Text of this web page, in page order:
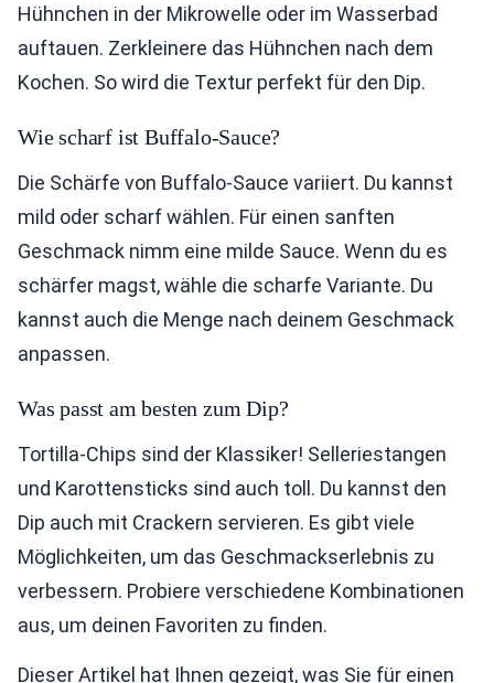
Hühnchen in der Mikrowelle oder im Wasserbad
auftauen. Zerkleinere das Hühnchen nach dem
Kochen. So wird die Textur perfekt für den Dip.
Wie scharf ist Buffalo-Sauce?
Die Schärfe von Buffalo-Sauce variiert. Du kannst
mild oder scharf wählen. Für einen sanften
Geschmack nimm eine milde Sauce. Wenn du es
schärfer magst, wähle die scharfe Variante. Du
kannst auch die Menge nach deinem Geschmack
anpassen.
Was passt am besten zum Dip?
Tortilla-Chips sind der Klassiker! Selleriestangen
und Karottensticks sind auch toll. Du kannst den
Dip auch mit Crackern servieren. Es gibt viele
Möglichkeiten, um das Geschmackserlebnis zu
verbessern. Probiere verschiedene Kombinationen
aus, um deinen Favoriten zu finden.
Dieser Artikel hat Ihnen gezeigt, was Sie für einen